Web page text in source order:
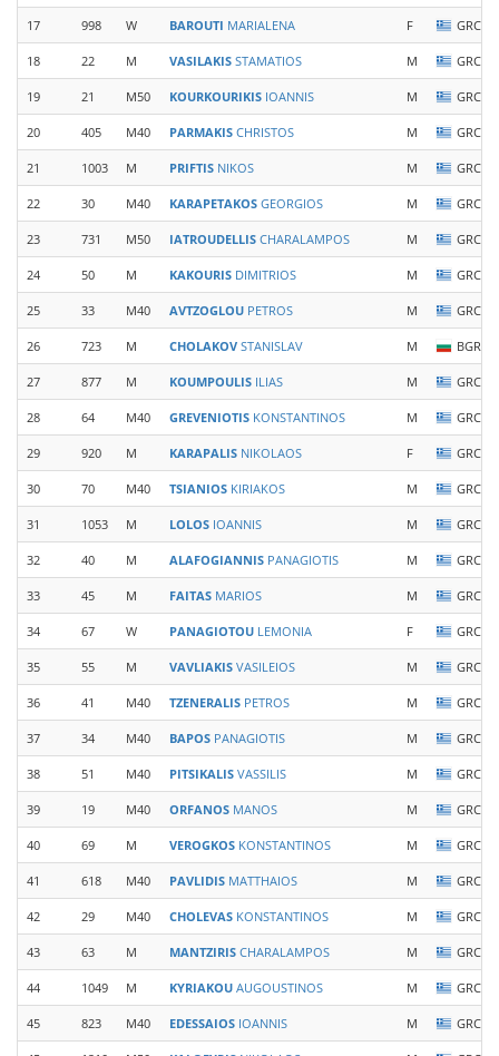
17 998 W BAROUTI MARIALENA F GRC
18 22 M VASILAKIS STAMATIOS M GRC
19 21 M50 KOURKOURIKIS IOANNIS M GRC
20 405 M40 PARMAKIS CHRISTOS M GRC
21 1003 M PRIFTIS NIKOS M GRC
22 30 M40 KARAPETAKOS GEORGIOS M GRC
23 731 M50 IATROUDELLIS CHARALAMPOS M GRC
24 50 M KAKOURIS DIMITRIOS M GRC
25 33 M40 AVTZOGLOU PETROS M GRC
26 723 M CHOLAKOV STANISLAV M BGR
27 877 M KOUMPOULIS ILIAS M GRC
28 64 M40 GREVENIOTIS KONSTANTINOS M GRC
29 920 M KARAPALIS NIKOLAOS F GRC
30 70 M40 TSIANIOS KIRIAKOS M GRC
31 1053 M LOLOS IOANNIS M GRC
32 40 M ALAFOGIANNIS PANAGIOTIS M GRC
33 45 M FAITAS MARIOS M GRC
34 67 W PANAGIOTOU LEMONIA F GRC
35 55 M VAVLIAKIS VASILEIOS M GRC
36 41 M40 TZENERALIS PETROS M GRC
37 34 M40 BAPOS PANAGIOTIS M GRC
38 51 M40 PITSIKALIS VASSILIS M GRC
39 19 M40 ORFANOS MANOS M GRC
40 69 M VEROGKOS KONSTANTINOS M GRC
41 618 M40 PAVLIDIS MATTHAIOS M GRC
42 29 M40 CHOLEVAS KONSTANTINOS M GRC
43 63 M MANTZIRIS CHARALAMPOS M GRC
44 1049 M KYRIAKOU AUGOUSTINOS M GRC
45 823 M40 EDESSAIOS IOANNIS M GRC